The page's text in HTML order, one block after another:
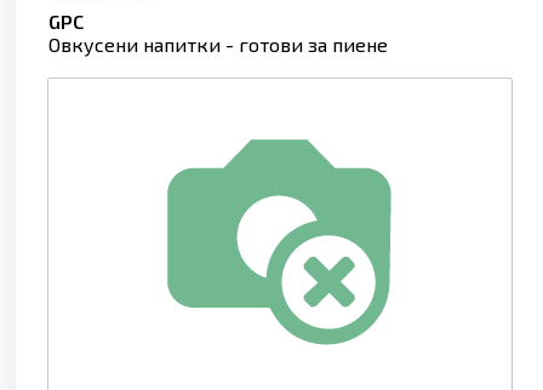
GPC
Овкусени напитки - готови за пиене